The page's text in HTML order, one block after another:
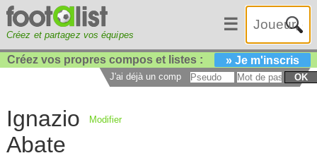
Créez et partagez vos équipes
☰
Créez vos propres compos et listes : » Je m'inscris
J'ai déjà un compte : OK
Ignazio
Abate
Modifier